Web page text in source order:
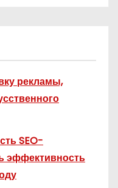
рекламы,
SEO-
эффективность